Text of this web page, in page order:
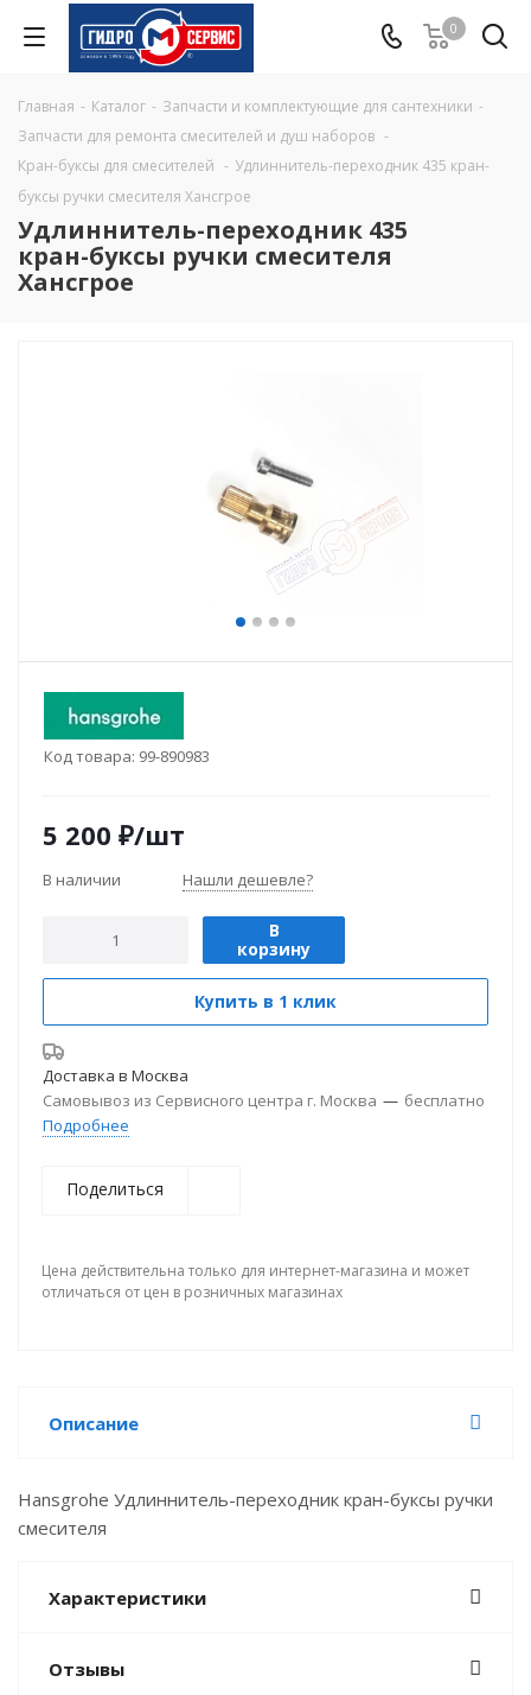
0
Главная - Каталог - Запчасти и комплектующие для сантехники -
Запчасти для ремонта смесителей и душ наборов -
Кран-буксы для смесителей - Удлиннитель-переходник 435 кран-
буксы ручки смесителя Хансгрое
Удлиннитель-переходник 435
кран-буксы ручки смесителя
Хансгрое
Код товара: 99-890983
5 200 ₽/шт
В наличии Нашли дешевле?
В
корзину
Купить в 1 клик
Доставка в Москва
Самовывоз из Сервисного центра г. Москва — бесплатно
Подробнее
Поделиться
Цена действительна только для интернет-магазина и может
отличаться от цен в розничных магазинах
Описание
Hansgrohe Удлиннитель-переходник кран-буксы ручки
смесителя
Характеристики
Отзывы